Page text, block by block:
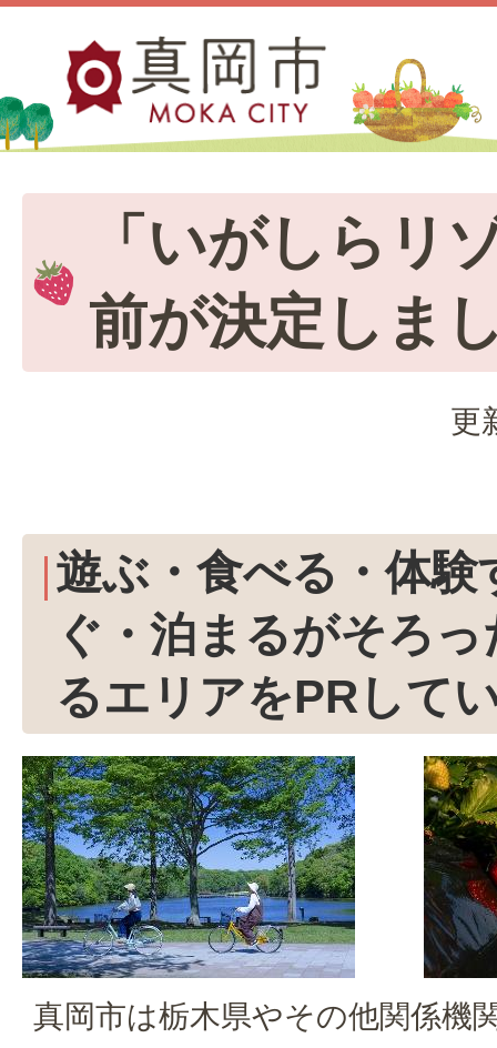
「いがしらリ
前が決定しま
更
遊ぶ・食べる・体験
ぐ・泊まるがそろ
るエリアをPRして
真岡市は栃木県やその他関係機